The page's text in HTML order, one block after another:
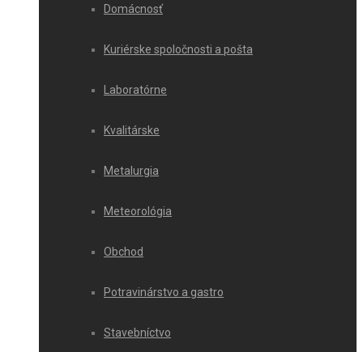
Domácnosť
Kuriérske spoločnosti a pošta
Laboratórne
Kvalitárske
Metalurgia
Meteorológia
Obchod
Potravinárstvo a gastro
Stavebníctvo